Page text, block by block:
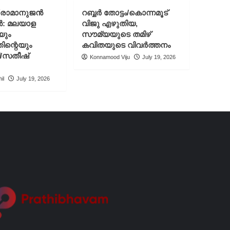
മലയാള
സതീഷ്
July 19, 2026
റബ്ബർ തോട്ടം/കൊന്നമൂട്
വിജു എഴുതിയ,
സൗമ്യയുടെ തമിഴ്
കവിതയുടെ വിവർത്തനം
Konnamood Viju July 19, 2026